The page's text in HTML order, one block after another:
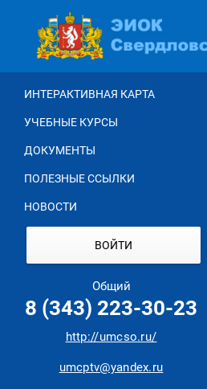
основному
содержанию
ИНТЕРАКТИВНАЯ КАРТА
УЧЕБНЫЕ КУРСЫ
ДОКУМЕНТЫ
ПОЛЕЗНЫЕ ССЫЛКИ
НОВОСТИ
ВОЙТИ
Общий
8 (343) 223-30-23
http://umcso.ru/
umcptv@yandex.ru